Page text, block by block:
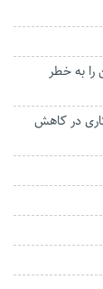
به خطر
دلیل کم‌کاری در کاهش